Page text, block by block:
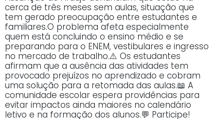
cerca de três meses sem aulas, situação que
tem gerado preocupação entre estudantes e
familiares.O problema afeta especialmente
quem está concluindo o ensino médio e se
preparando para o ENEM, vestibulares e ingresso
no mercado de trabalho.⚠️ Os estudantes
afirmam que a ausência das atividades tem
provocado prejuízos no aprendizado e cobram
uma solução para a retomada das aulas.📖 A
comunidade escolar espera providências para
evitar impactos ainda maiores no calendário
letivo e na formação dos alunos.💬 Participe!